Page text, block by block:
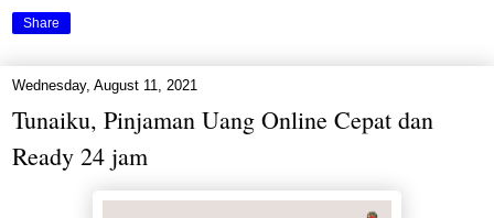
Share
Wednesday, August 11, 2021
Tunaiku, Pinjaman Uang Online Cepat dan
Ready 24 jam